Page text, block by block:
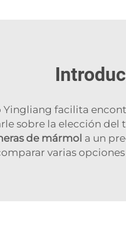
facilita
sobre la elección del
de mármol a un
varias